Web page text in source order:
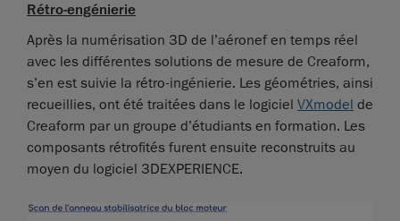
Rétro-engénierie
Après la numérisation 3D de l’aéronef en temps réel
avec les différentes solutions de mesure de Creaform,
s’en est suivie la rétro-ingénierie. Les géométries, ainsi
recueillies, ont été traitées dans le logiciel VXmodel de
Creaform par un groupe d’étudiants en formation. Les
composants rétrofités furent ensuite reconstruits au
moyen du logiciel 3DEXPERIENCE.